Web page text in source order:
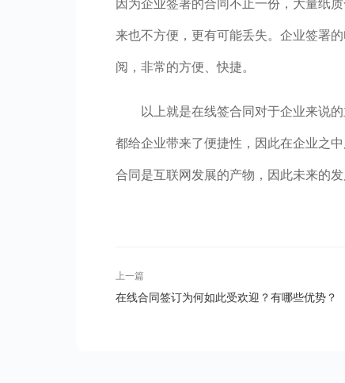
因为企业签署的合同不止一份，大量纸
来也不方便，更有可能丢失。企业签署
阅，非常的方便、快捷。
以上就是在线签合同对于企业来说
都给企业带来了便捷性，因此在企业之
合同是互联网发展的产物，因此未来的
上一篇
在线合同签订为何如此受欢迎？有哪些优势？